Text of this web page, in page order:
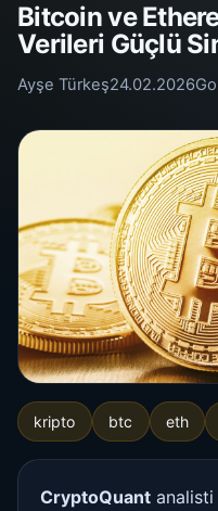
Bitcoin ve
Verileri Güçlü
Ayşe Türkeş24.02.2026
kripto btc eth
CryptoQuant analisti